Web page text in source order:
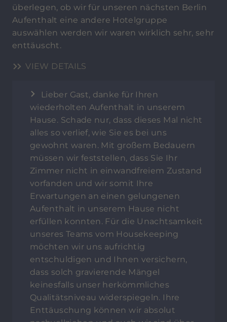
überlegen, ob wir für unseren nächsten Berlin
Aufenthalt eine andere Hotelgruppe
auswählen werden wir waren wirklich sehr, sehr
enttäuscht.
VIEW DETAILS
Lieber Gast, danke für Ihren
wiederholten Aufenthalt in unserem
Hause. Schade nur, dass dieses Mal nicht
alles so verlief, wie Sie es bei uns
gewohnt waren. Mit großem Bedauern
müssen wir feststellen, dass Sie Ihr
Zimmer nicht in einwandfreiem Zustand
vorfanden und wir somit Ihre
Erwartungen an einen gelungenen
Aufenthalt in unserem Hause nicht
erfüllen konnten. Für die Unachtsamkeit
unseres Teams vom Housekeeping
möchten wir uns aufrichtig
entschuldigen und Ihnen versichern,
dass solch gravierende Mängel
keinesfalls unser herkömmliches
Qualitätsniveau widerspiegeln. Ihre
Enttäuschung können wir absolut